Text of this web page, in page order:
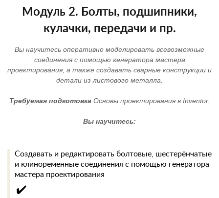
Модуль 2. Болты, подшипники,
кулачки, передачи и пр.
Вы научитесь оперативно моделировать всевозможные
соединения с помощью генератора мастера
проектирования, а также создавать сварные конструкции и
детали из листового металла.
Требуемая подготовка Основы проектирования в Inventor.
Вы научитесь:
Создавать и редактировать болтовые, шестерёнчатые
и клиноременные соединения с помощью генератора
мастера проектирования
✔️